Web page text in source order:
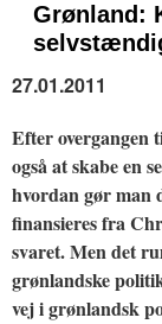
Grønland:
27.01.2011
Efter overgangen
også at skabe en
hvordan gør man
finansieres fra
svaret. Men det
grønlandske
vej i grønlandsk